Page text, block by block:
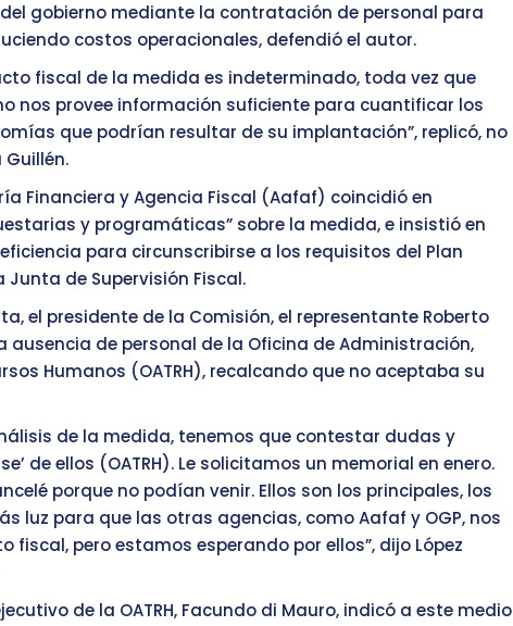
gobierno mediante la contratación de personal para
costos operacionales, defendió el autor.
fiscal de la medida es indeterminado, toda vez que
nos provee información suficiente para cuantificar los
que podrían resultar de su implantación”, replicó, no
Financiera y Agencia Fiscal (Aafaf) coincidió en
y programáticas” sobre la medida, e insistió en
para circunscribirse a los requisitos del Plan
de Supervisión Fiscal.
el presidente de la Comisión, el representante Roberto
ausencia de personal de la Oficina de Administración,
Humanos (OATRH), recalcando que no aceptaba su
de la medida, tenemos que contestar dudas y
de ellos (OATRH). Le solicitamos un memorial en enero.
porque no podían venir. Ellos son los principales, los
luz para que las otras agencias, como Aafaf y OGP, nos
fiscal, pero estamos esperando por ellos”, dijo López
de la OATRH, Facundo di Mauro, indicó a este medio